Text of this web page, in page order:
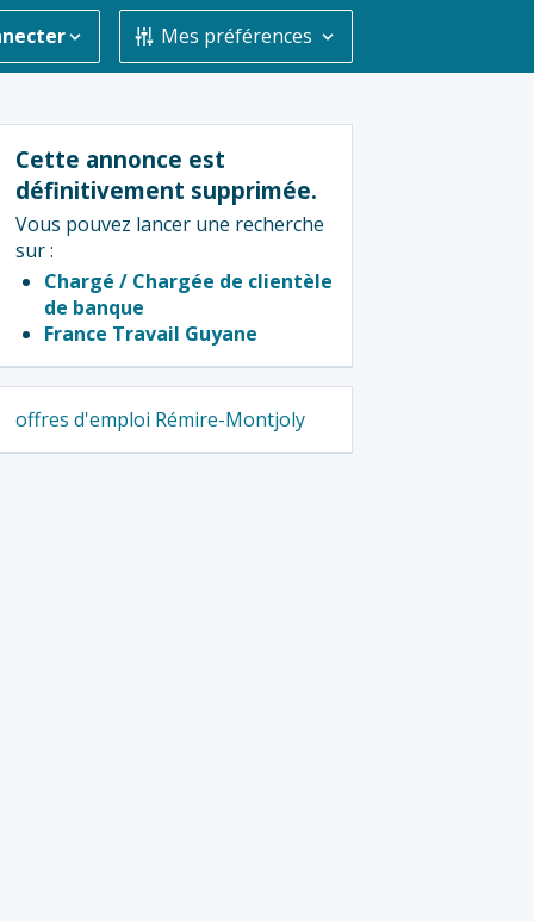
Mes préférences
Cette annonce est
définitivement supprimée.
Vous pouvez lancer une recherche
sur :
Chargé / Chargée de clientèle
de banque
France Travail Guyane
offres d'emploi Rémire-Montjoly